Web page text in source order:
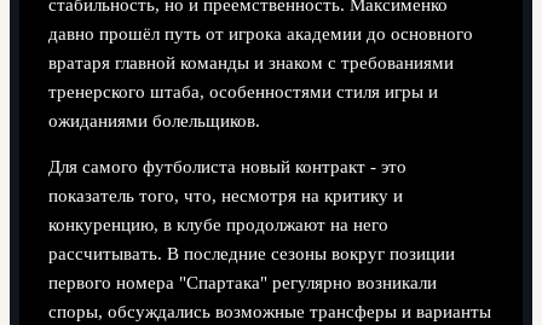
стабильность, но и преемственность. Максименко
давно прошёл путь от игрока академии до основного
вратаря главной команды и знаком с требованиями
тренерского штаба, особенностями стиля игры и
ожиданиями болельщиков.
Для самого футболиста новый контракт - это
показатель того, что, несмотря на критику и
конкуренцию, в клубе продолжают на него
рассчитывать. В последние сезоны вокруг позиции
первого номера "Спартака" регулярно возникали
споры, обсуждались возможные трансферы и варианты